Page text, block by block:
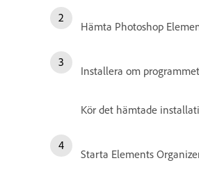
Hämta Photoshop
Installera om programmet
Kör det hämtade
Starta Elements